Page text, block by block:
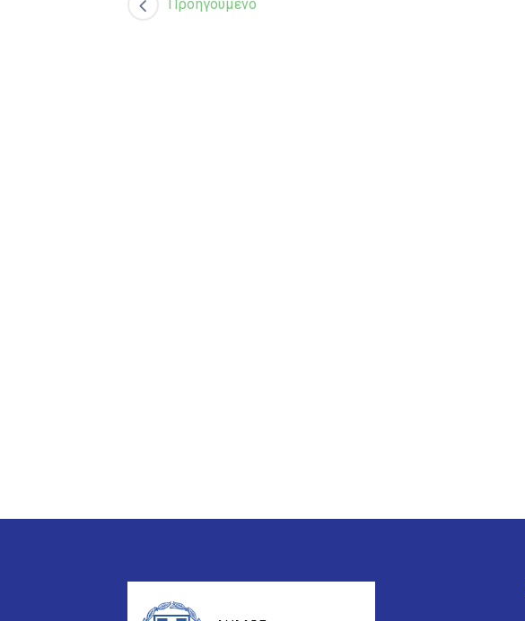
Προηγούμενο